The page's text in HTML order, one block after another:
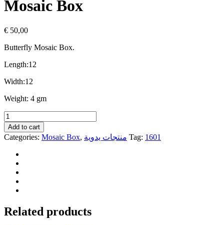
Mosaic Box
€ 50,00
Butterfly Mosaic Box.
Length:12
Width:12
Weight: 4 gm
Mosaic
Box
quantity
Add to cart
Categories: Mosaic Box, منتجات يدوية Tag: 1601
Related products